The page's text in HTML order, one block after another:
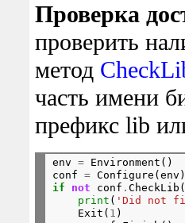
Проверка
проверить
метод
часть имени
префикс lib
env = Environment()
conf = Configure(env)
if
not conf . CheckLib(
print ( 'Did not
    Exit(
1 )